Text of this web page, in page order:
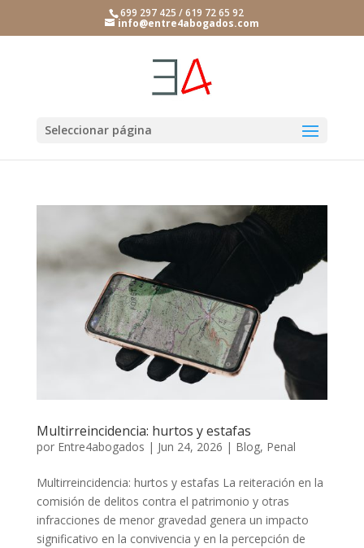
699 297 425 / 619 72 65 92
info@entre4abogados.com
Seleccionar página
Multirreincidencia: hurtos y estafas
por Entre4abogados | Jun 24, 2026 | Blog, Penal
Multirreincidencia: hurtos y estafas La reiteración en la
comisión de delitos contra el patrimonio y otras
infracciones de menor gravedad genera un impacto
significativo en la convivencia y en la percepción de